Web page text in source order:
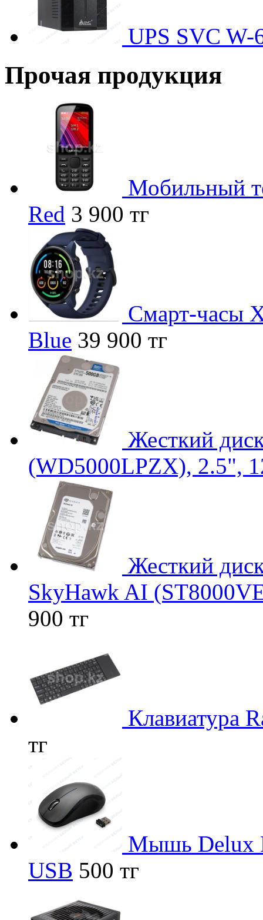
UPS SVC W-
Прочая продукция
Мобильный
Red 3 900 тг
Смарт-часы
Blue 39 900 тг
Жесткий
(WD5000LPZX), 2.5",
Жесткий
SkyHawk AI
900 тг
Клавиатура
тг
Мышь Delux
USB 500 тг